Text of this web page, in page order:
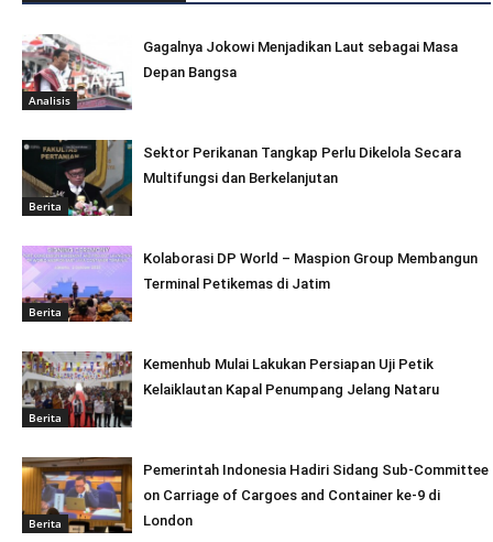
Analisis
Gagalnya Jokowi Menjadikan Laut sebagai Masa
Depan Bangsa
Berita
Sektor Perikanan Tangkap Perlu Dikelola Secara
Multifungsi dan Berkelanjutan
Berita
Kolaborasi DP World – Maspion Group Membangun
Terminal Petikemas di Jatim
Berita
Kemenhub Mulai Lakukan Persiapan Uji Petik
Kelaiklautan Kapal Penumpang Jelang Nataru
Berita
Pemerintah Indonesia Hadiri Sidang Sub-Committee
on Carriage of Cargoes and Container ke-9 di
London